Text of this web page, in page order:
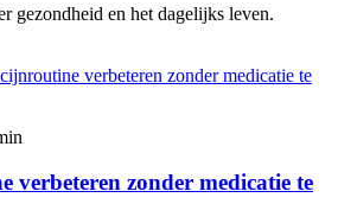
gezondheid en het dagelijks leven.
verbeteren zonder medicatie te